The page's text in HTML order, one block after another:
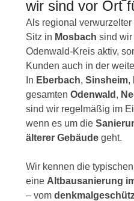
wir sind vor Ort
Als regional
Sitz in Mosbach sind wir
Odenwald-Kreis aktiv,
Kunden auch in der
In Eberbach, Sinsheim,
gesamten Odenwald ,
sind wir regelmäßig im
wenn es um die
älterer Gebäudegeht.
Wir kennen die
eine Altbausanierung
– vom